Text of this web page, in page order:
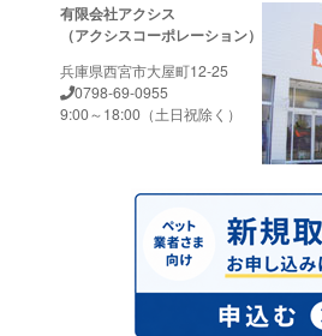
有限会社アクシス
（アクシスコーポレーション）
兵庫県西宮市大屋町12-25
0798-69-0955
9:00～18:00（土日祝除く）